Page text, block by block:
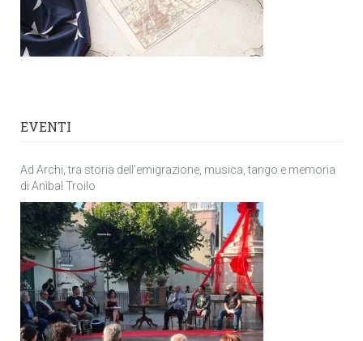
EVENTI
Ad Archi, tra storia dell’emigrazione, musica, tango e memoria
di Anìbal Troilo